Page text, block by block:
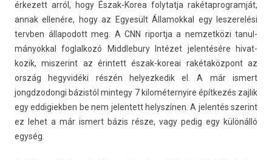
érkezett arról, hogy Észak-Korea folytat­ja rakétap­rogram­ját,
annak ellenére, hogy az Egyesült Államokk­al egy les­zerelési
tervb­en állapodott meg. A CNN riportja a nem­zetközi tanul­
mányokk­al fog­lalkozó Mid­dlebu­ry Intézet jelen­tésére hivat­
kozik, mis­zerint az érin­tett észak-koreai rakétaközpont az
ország hegyvidéki részén helyez­kedik el. A már is­mert
jongdzodon­gi bázistól min­tegy 7 kilométer­nyire építkezés zaj­lik
egy ed­digiekb­en be nem jelen­tett helys­zín­en. A jelen­tés szerint
ez lehet a már is­mert bázis része, vagy pedig egy különálló
egység.